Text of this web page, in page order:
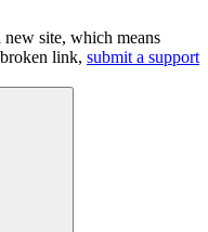
new site, which means
link, submit a support